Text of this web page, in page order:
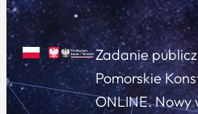
Zadanie
Pomorskie
ONLINE.